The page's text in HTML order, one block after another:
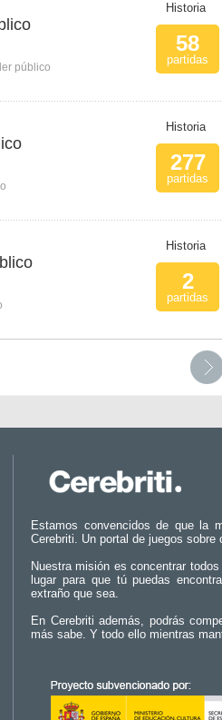
público
Historia
58
partidas
Historia
277
partidas
Historia
2
partidas
Estamos convencidos de que la
Cerebriti. Un portal de juegos
Nuestra misión es concentrar
lugar para que tú puedas
extraño que sea.
En Cerebriti además, podrás
más sabe. Y todo ello mientras